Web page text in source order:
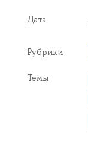
Дата
Рубрики
Темы